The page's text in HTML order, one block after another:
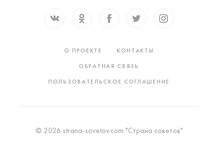
О ПРОЕКТЕ
КОНТАКТЫ
ОБРАТНАЯ СВЯЗЬ
ПОЛЬЗОВАТЕЛЬСКОЕ СОГЛАШЕНИЕ
© 2026 strana-sovetov.com "Страна советов"